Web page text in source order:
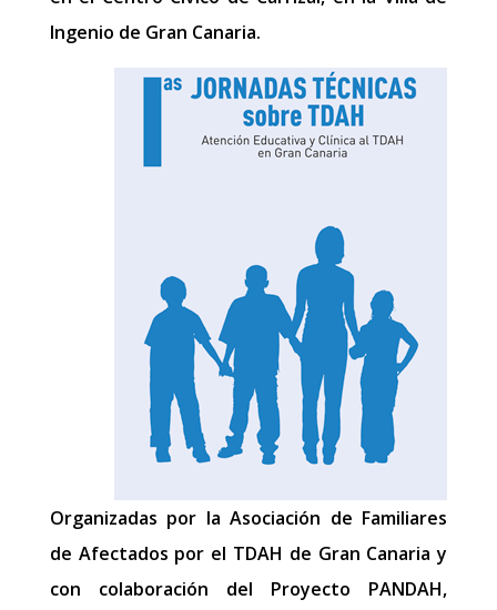
Ingenio de Gran Canaria.
Organizadas por la Asociación de Familiares
de Afectados por el TDAH de Gran Canaria y
con colaboración del Proyecto PANDAH,